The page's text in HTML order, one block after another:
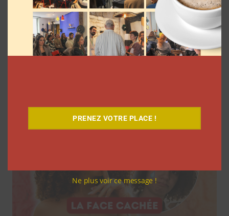
7 séries sur les influenceurs et les
réseaux sociaux à regarder cet été sur
PRENEZ VOTRE PLACE !
Ne plus voir ce message !